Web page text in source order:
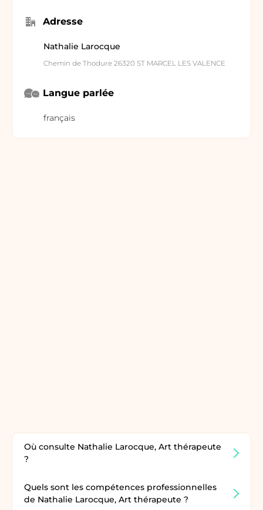
Adresse
Nathalie Larocque
Chemin de Thodure 26320 ST MARCEL LES VALENCE
Langue parlée
français
Où consulte Nathalie Larocque, Art thérapeute
?
Quels sont les compétences professionnelles
de Nathalie Larocque, Art thérapeute ?